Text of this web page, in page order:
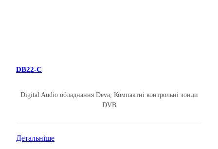
DB22-C
Digital Audio обладнання Deva, Компактні контрольні зонди
DVB
Детальніше